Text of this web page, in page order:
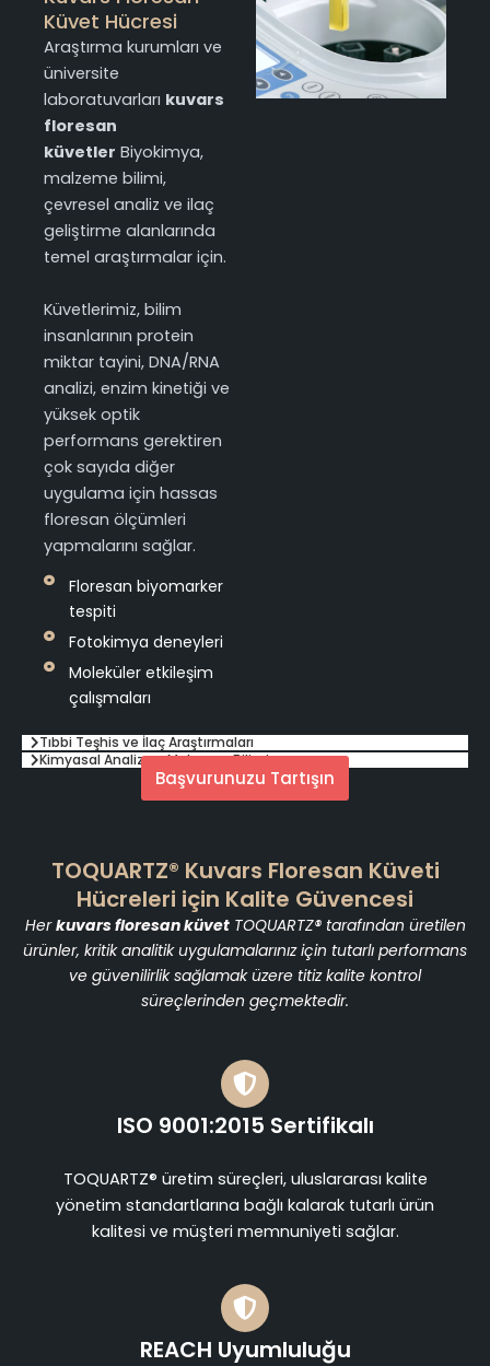
Tıbbi Teşhis ve İlaç Araştırmaları
Kimyasal Analiz ve Malzeme Bilimi
Küvet Hücresi
Araştırma kurumları ve
üniversite
laboratuvarları kuvars
floresan
küvetler Biyokimya,
malzeme bilimi,
çevresel analiz ve ilaç
geliştirme alanlarında
temel araştırmalar için.
Küvetlerimiz, bilim
insanlarının protein
miktar tayini, DNA/RNA
analizi, enzim kinetiği ve
yüksek optik
performans gerektiren
çok sayıda diğer
uygulama için hassas
floresan ölçümleri
yapmalarını sağlar.
Floresan biyomarker
tespiti
Fotokimya deneyleri
Moleküler etkileşim
çalışmaları
Başvurunuzu Tartışın
TOQUARTZ® Kuvars Floresan Küveti
Hücreleri için Kalite Güvencesi
Herkuvars floresan küvetTOQUARTZ® tarafından üretilen
ürünler, kritik analitik uygulamalarınız için tutarlı performans
ve güvenilirlik sağlamak üzere titiz kalite kontrol
süreçlerinden geçmektedir.
ISO 9001:2015 Sertifikalı
TOQUARTZ® üretim süreçleri, uluslararası kalite
yönetim standartlarına bağlı kalarak tutarlı ürün
kalitesi ve müşteri memnuniyeti sağlar.
REACH Uyumluluğu